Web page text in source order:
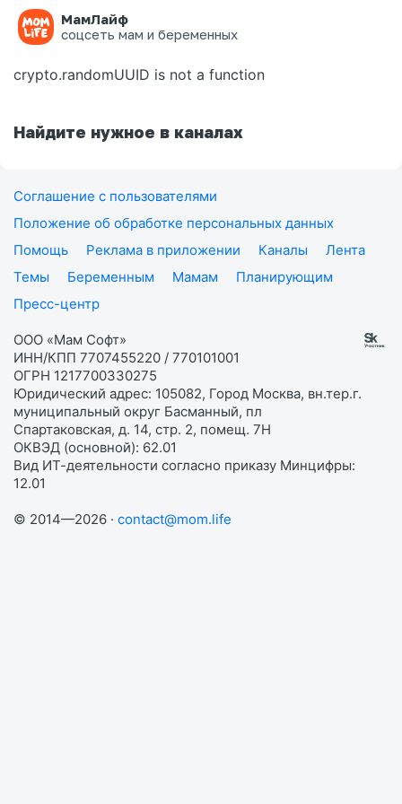
МамЛайф
соцсеть мам и беременных
Ошибка на странице
crypto.randomUUID is not a function
Найдите нужное в каналах
Соглашение с пользователями
Положение об обработке персональных данных
Помощь
Реклама в приложении Каналы
Лента
Темы
Беременным Мамам
Планирующим
Пресс-центр
ООО «Мам Софт»
ИНН/КПП 7707455220 / 770101001
ОГРН 1217700330275
Юридический адрес: 105082, Город Москва, вн.тер.г.
муниципальный округ Басманный, пл
Спартаковская, д. 14, стр. 2, помещ. 7Н
ОКВЭД (основной): 62.01
Вид ИТ-деятельности согласно приказу Минцифры:
12.01
© 2014—2026 · contact@mom.life